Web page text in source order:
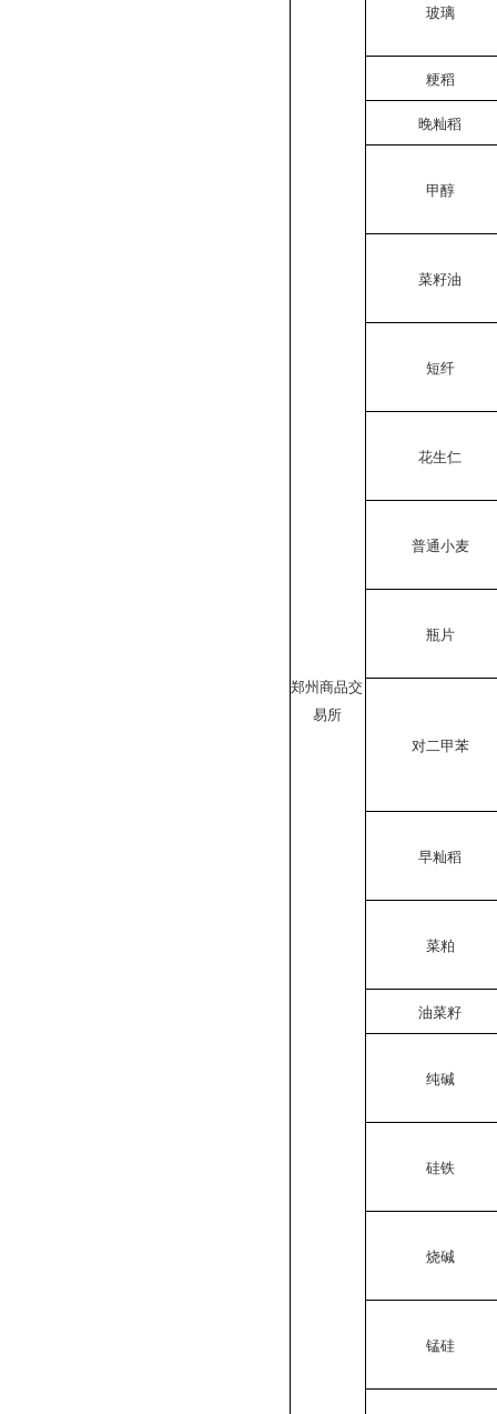
郑州商品交
易所
玻璃
粳稻
晚籼稻
甲醇
菜籽油
短纤
花生仁
普通小麦
瓶片
对二甲苯
早籼稻
菜粕
油菜籽
纯碱
硅铁
烧碱
锰硅